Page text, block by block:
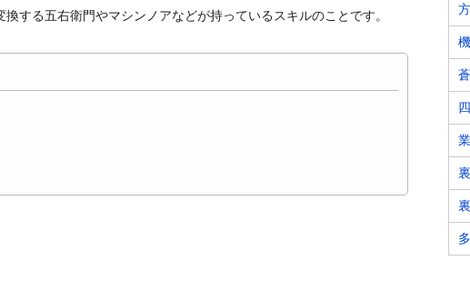
する五右衛門やマシンノアなどが持っているスキルのことです。